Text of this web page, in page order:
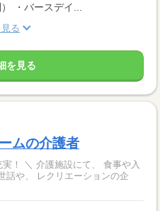
・バースデイ...
る
を見る
ムの介護者
食事や入
話や、 レクリエーションの企